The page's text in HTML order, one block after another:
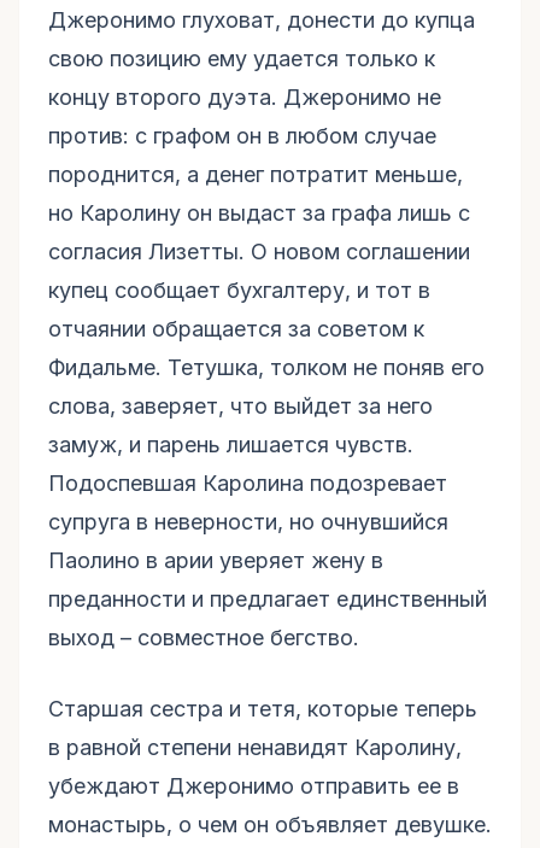
Джеронимо глуховат, донести до купца
свою позицию ему удается только к
концу второго дуэта. Джеронимо не
против: с графом он в любом случае
породнится, а денег потратит меньше,
но Каролину он выдаст за графа лишь с
согласия Лизетты. О новом соглашении
купец сообщает бухгалтеру, и тот в
отчаянии обращается за советом к
Фидальме. Тетушка, толком не поняв его
слова, заверяет, что выйдет за него
замуж, и парень лишается чувств.
Подоспевшая Каролина подозревает
супруга в неверности, но очнувшийся
Паолино в арии уверяет жену в
преданности и предлагает единственный
выход – совместное бегство.
Старшая сестра и тетя, которые теперь
в равной степени ненавидят Каролину,
убеждают Джеронимо отправить ее в
монастырь, о чем он объявляет девушке.